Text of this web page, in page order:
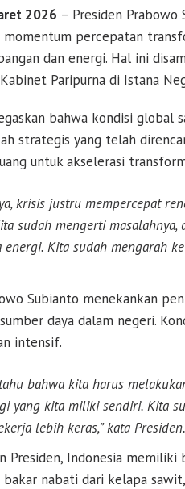
2026 – Presiden Prabowo
percepatan
dan energi. Hal ini
Paripurna di Istana
bahwa kondisi
strategis yang telah
untuk akselerasi
krisis justru mempercepat
sudah mengerti
energi. Kita sudah mengarah
Subianto menekankan
daya dalam negeri.
intensif.
bahwa kita harus
yang kita miliki sendiri. Kita
lebih keras,” kata Presiden.
Presiden, Indonesia
nabati dari kelapa